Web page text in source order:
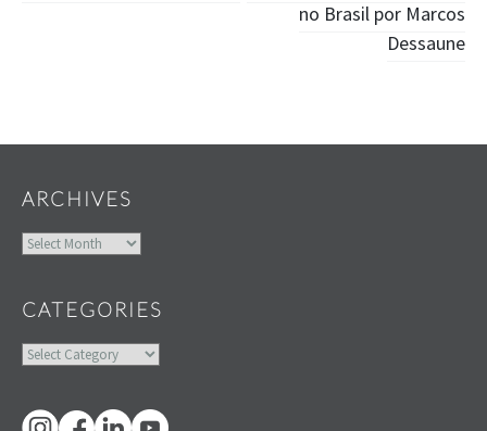
no Brasil por Marcos
Dessaune
ARCHIVES
Archives
CATEGORIES
Categories